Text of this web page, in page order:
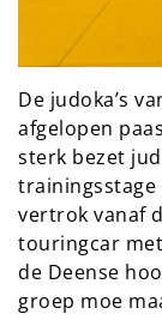
De judoka’s
afgelopen
sterk bezet
trainingsstage
vertrok vanaf
touringcar
de Deense
groep moe